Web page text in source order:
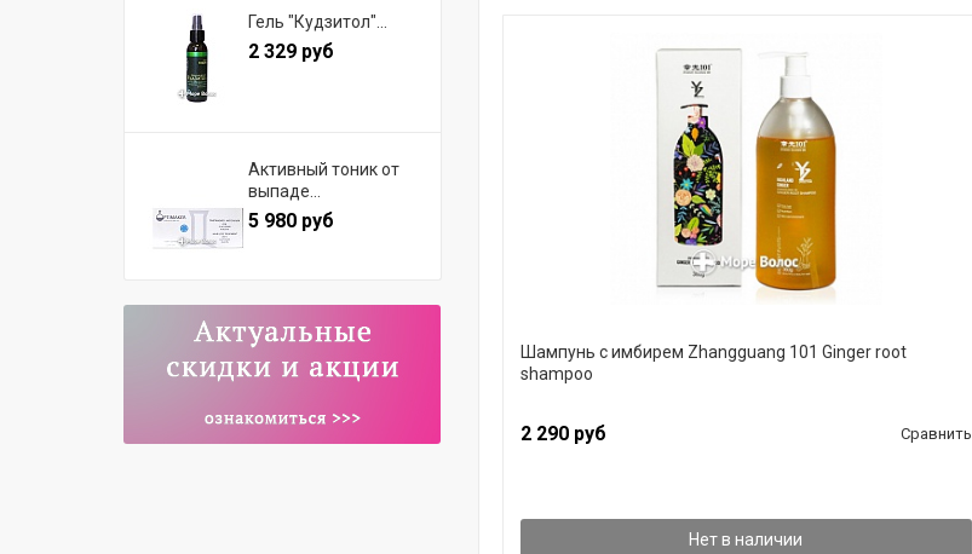
Гель "Кудзитол"...
2 329 руб
Активный тоник от
выпаде...
5 980 руб
Шампунь с имбирем Zhangguang 101 Ginger root
shampoo
2 290 руб Сравнить
Нет в наличии